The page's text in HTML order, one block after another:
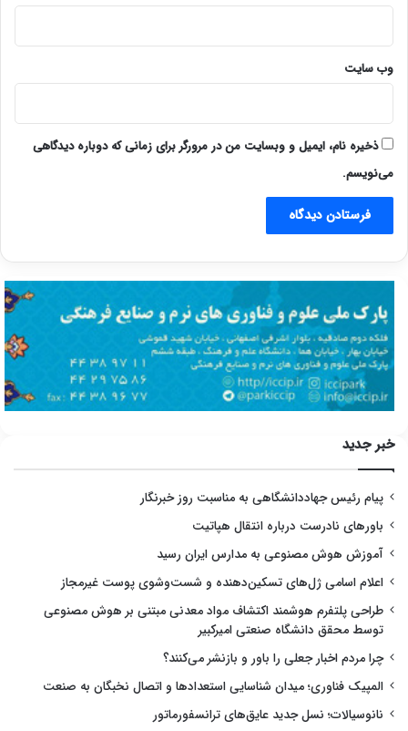
وب‌ سایت
ذخیره نام، ایمیل و وبسایت من در مرورگر برای زمانی که دوباره دیدگاهی
می‌نویسم.
خبر جدید
پیام رئیس جهاددانشگاهی به مناسبت روز خبرنگار
باورهای نادرست درباره انتقال هپاتیت
آموزش هوش مصنوعی به مدارس ایران رسید
اعلام اسامی ژل‌های تسکین‌دهنده و شست‌وشوی پوست غیرمجاز
طراحی پلتفرم هوشمند اکتشاف مواد معدنی مبتنی بر هوش مصنوعی
توسط محقق دانشگاه صنعتی امیرکبیر
چرا مردم اخبار جعلی را باور و بازنشر می‌کنند؟
المپیک فناوری؛ میدان شناسایی استعدادها و اتصال نخبگان به صنعت
نانوسیالات؛ نسل جدید عایق‌های ترانسفورماتور